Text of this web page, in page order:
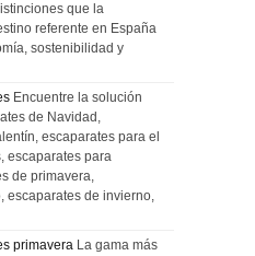
que la
referente en España
sostenibilidad y
Encuentre la solución
de Navidad,
escaparates para el
escaparates para
de primavera,
escaparates de invierno,
primavera La gama más